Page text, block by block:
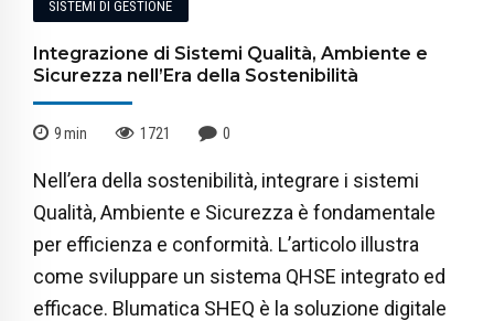
SISTEMI DI GESTIONE
Integrazione di Sistemi Qualità, Ambiente e
Sicurezza nell’Era della Sostenibilità
9min 1721 0
Nell’era della sostenibilità, integrare i sistemi
Qualità, Ambiente e Sicurezza è fondamentale
per efficienza e conformità. L’articolo illustra
come sviluppare un sistema QHSE integrato ed
efficace. Blumatica SHEQ è la soluzione digitale